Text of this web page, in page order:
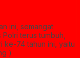
ini, semangat
terus tumbuh,
ke-74 tahun ini, yaitu
)